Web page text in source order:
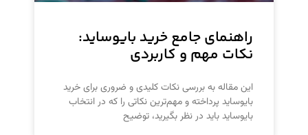
راهنمای جامع خرید بایوساید:
نکات مهم و کاربردی
این مقاله به بررسی نکات کلیدی و ضروری برای خرید
بایوساید پرداخته و مهم‌ترین نکاتی را که در انتخاب
بایوساید باید در نظر بگیرید، توضیح